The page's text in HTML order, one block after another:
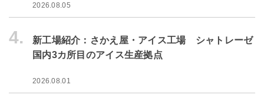
2026.08.05
4.
新工場紹介：さかえ屋・アイス工場 シャトレーゼ
国内3カ所目のアイス生産拠点
2026.08.01